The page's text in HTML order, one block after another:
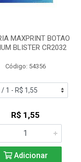
MAXPRINT BOTAO
BLISTER CR2032
Código: 54356
R$ 1,55
Adicionar